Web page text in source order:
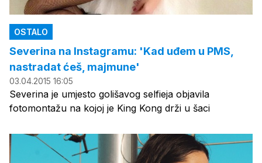
OSTALO
Severina na Instagramu: 'Kad uđem u PMS,
nastradat ćeš, majmune'
03.04.2015 16:05
Severina je umjesto golišavog selfieja objavila
fotomontažu na kojoj je King Kong drži u šaci